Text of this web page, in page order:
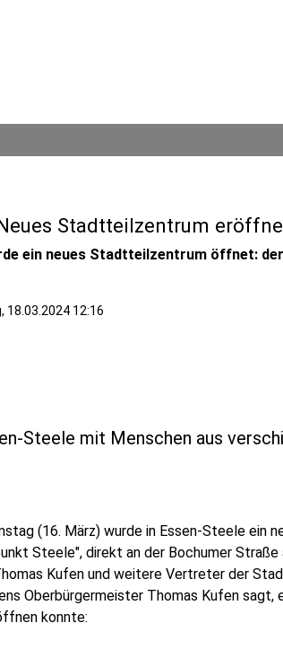
Stadtteilzentrum
ein neues Stadtteilzentrum öffnet:
18.03.2024 12:16
Steele mit Menschen aus
(16. März) wurde in Essen-Steele
Steele", direkt an der Bochumer Straße
Kufen und weitere Vertreter der
Oberbürgermeister Thomas Kufen sagt,
konnte: